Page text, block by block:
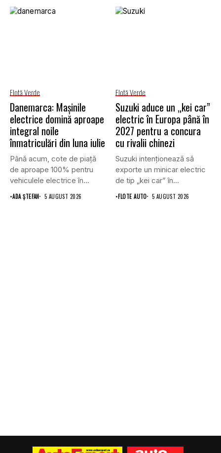
Flotă Verde
Danemarca: Mașinile
electrice domină aproape
integral noile
înmatriculări din luna iulie
Până acum, cote de piață
de aproape 100% pentru
vehiculele electrice în...
•ADA ȘTEFAN 5 AUGUST 2026
Flotă Verde
Suzuki aduce un „kei car”
electric în Europa până în
2027 pentru a concura
cu rivalii chinezi
Suzuki intenționează să
exporte un minicar electric
de tip „kei car” în...
•FLOTE AUTO 5 AUGUST 2026